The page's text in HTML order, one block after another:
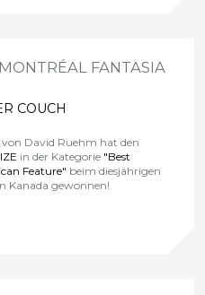
FANTASIA
COUCH
von David Ruehm hat den
in der Kategorie "Best
Feature" beim diesjährigen
Kanada gewonnen!